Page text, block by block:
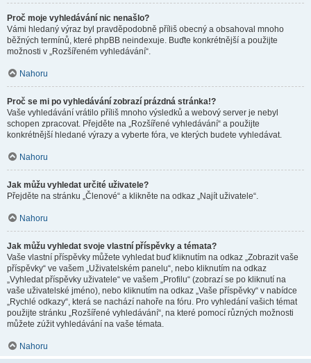
Proč moje vyhledávání nic nenašlo?
Vámi hledaný výraz byl pravděpodobně příliš obecný a obsahoval mnoho
běžných termínů, které phpBB neindexuje. Buďte konkrétnější a použijte
možnosti v „Rozšířeném vyhledávání“.
Nahoru
Proč se mi po vyhledávání zobrazí prázdná stránka!?
Vaše vyhledávání vrátilo příliš mnoho výsledků a webový server je nebyl
schopen zpracovat. Přejděte na „Rozšířené vyhledávání“ a použijte
konkrétnější hledané výrazy a vyberte fóra, ve kterých budete vyhledávat.
Nahoru
Jak můžu vyhledat určité uživatele?
Přejděte na stránku „Členové“ a klikněte na odkaz „Najít uživatele“.
Nahoru
Jak můžu vyhledat svoje vlastní příspěvky a témata?
Vaše vlastní příspěvky můžete vyhledat buď kliknutím na odkaz „Zobrazit vaše
příspěvky“ ve vašem „Uživatelském panelu“, nebo kliknutím na odkaz
„Vyhledat příspěvky uživatele“ ve vašem „Profilu“ (zobrazí se po kliknutí na
vaše uživatelské jméno), nebo kliknutím na odkaz „Vaše příspěvky“ v nabídce
„Rychlé odkazy“, která se nachází nahoře na fóru. Pro vyhledání vašich témat
použijte stránku „Rozšířené vyhledávání“, na které pomocí různých možnosti
můžete zúžit vyhledávání na vaše témata.
Nahoru